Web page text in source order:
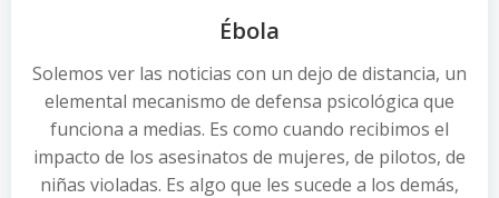
Ébola
Solemos ver las noticias con un dejo de distancia, un
elemental mecanismo de defensa psicológica que
funciona a medias. Es como cuando recibimos el
impacto de los asesinatos de mujeres, de pilotos, de
niñas violadas. Es algo que les sucede a los demás,